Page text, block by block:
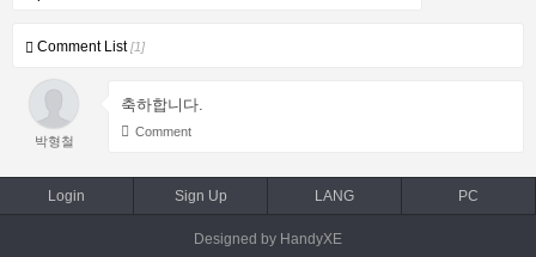
Comment List[1]
박형철
축하합니다.
Comment
Login Sign Up LANG PC
Designed by HandyXE